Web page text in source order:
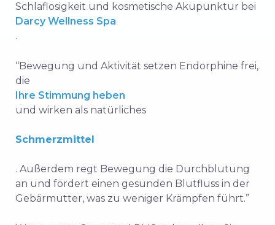
Schlaflosigkeit und kosmetische Akupunktur bei
Darcy Wellness Spa
.
“Bewegung und Aktivität setzen Endorphine frei,
die
Ihre Stimmung heben
und wirken als natürliches
Schmerzmittel
. Außerdem regt Bewegung die Durchblutung
an und fördert einen gesunden Blutfluss in der
Gebärmutter, was zu weniger Krämpfen führt.”